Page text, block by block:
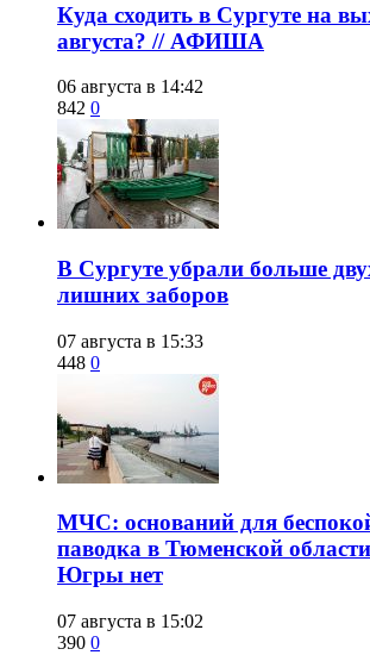
​Куда сходить в Сургуте на
августа? // АФИША
06 августа в 14:42
842 0
​В Сургуте убрали больше
лишних заборов
07 августа в 15:33
448 0
​МЧС: оснований для
паводка в Тюменской
Югры нет
07 августа в 15:02
390 0